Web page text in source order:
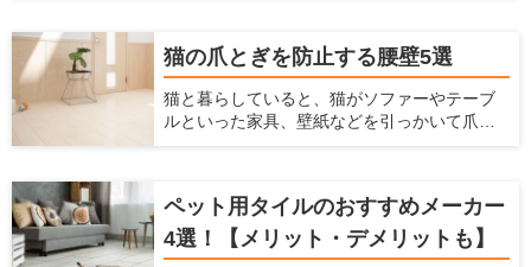
ペットがお部屋を自由に行き来ができるの
で、とても便利です。 ここでは、おすすめ商
品を紹介するとともに、ペット用ドアの知ら
れざるメリット、ペット用ドアの種類を紹介
します。
ますし便利です。もしペットを飼っている方
がソファを購入するなら、ソファもペットに
合わせて選ぶ必要があります。 ここでは、
ペットと快適に使えるソファの選び方、お手
入れ方法、おすすめのソファブランドをご紹
猫の爪とぎを防止する腰壁5選
猫と暮らしていると、猫がソファーやテーブ
ルといった家具、壁紙などを引っかいて爪と
の爪とぎを防止する方法や爪とぎ防止に役立
つ腰壁をご紹介します。愛猫の爪とぎ対策を
立てるときの参考にしてみてください。
ペット用タイルのおすすめメーカー
4選！【メリット・デメリットも】